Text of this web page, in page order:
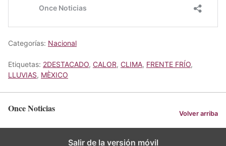
Categorías: Nacional
Etiquetas: 2DESTACADO, CALOR, CLIMA, FRENTE FRÍO,
LLUVIAS, MÈXICO
Once Noticias Volver arriba
Salir de la versión móvil